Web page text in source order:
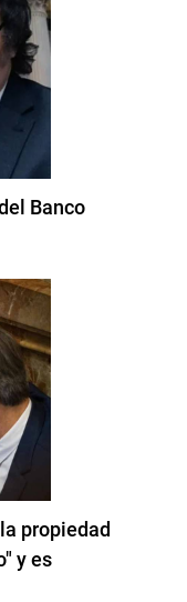
Banco
propiedad
y es